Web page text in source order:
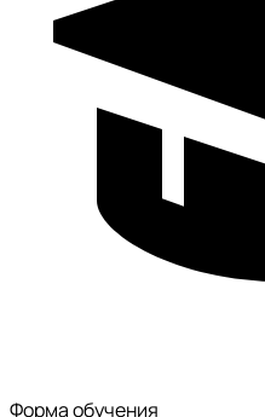
Форма обучения